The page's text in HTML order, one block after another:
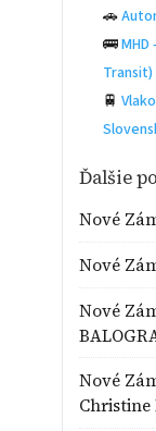
🚗
🚌
Transit)
🚆
Ďalšie
Nové
Nové
Nové
Nové
Christine